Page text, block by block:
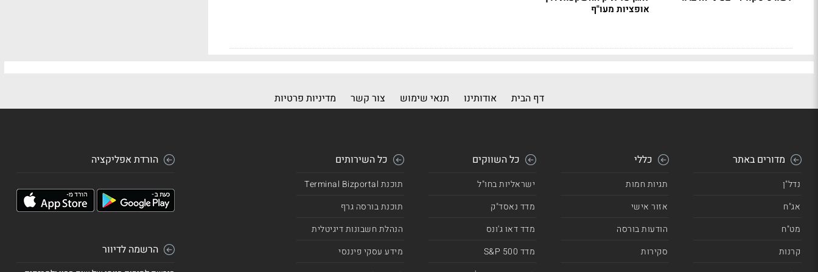
אופציות מעו"ף
דף הבית אודותינו תנאי שימוש צור קשר מדיניות פרטיות
מדורים באתר
נדל"ן
אג"ח
מט"ח
קרנות
כללי
תגיות חמות
אזור אישי
הודעות בורסה
סקירות
כל השווקים
ישראליות בחו"ל
מדד נאסד"ק
מדד דאו ג'ונס
מדד 500 S&P
כל השירותים
תוכנת Terminal Bizportal
תוכנת בורסה גרף
הנהלת חשבונות דיגיטלית
מידע עסקי פיננסי
הורדת אפליקציה
הרשמה לדיוור